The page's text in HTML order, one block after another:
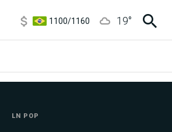
3,8/4
19°
LN POP